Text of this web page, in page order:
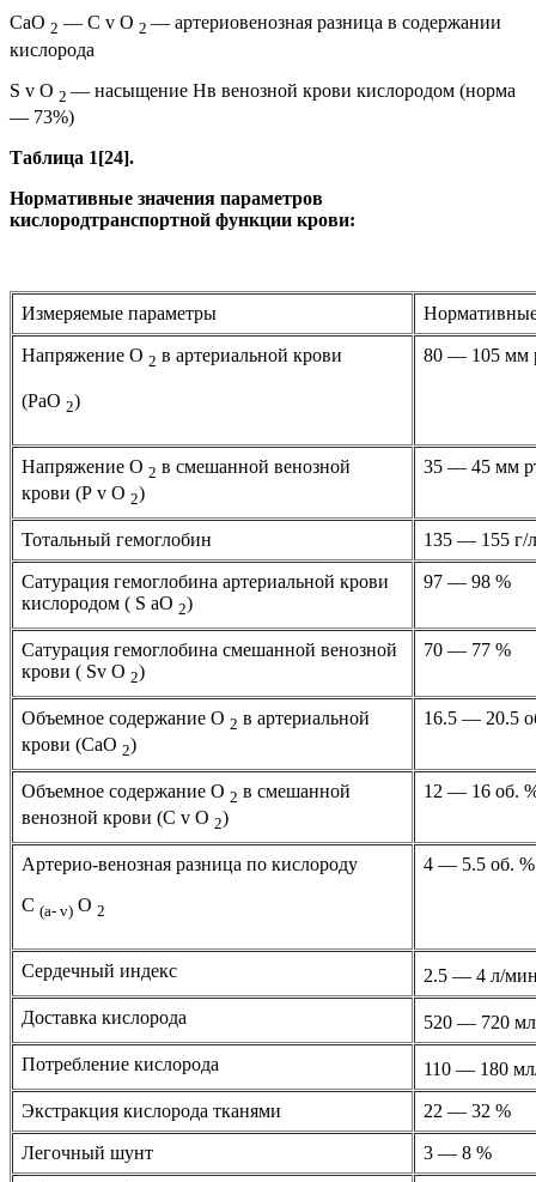
СаО 2 — С v О 2 — артериовенозная разница в содержании
кислорода
S v O 2 — насыщение Нв венозной крови кислородом (норма
— 73%)
Таблица 1[24].
Нормативные значения параметров
кислородтранспортной функции крови:
Измеряемые параметры
Напряжение О 2 в артериальной крови
(РаО 2)
80 — 105 мм
Напряжение О 2 в смешанной венозной
крови (Р v О 2)
35 — 45 мм
Тотальный гемоглобин 135 — 155 г/л
Сатурация гемоглобина артериальной крови
кислородом ( S аО 2)
97 — 98 %
Сатурация гемоглобина смешанной венозной
крови ( Sv О 2)
70 — 77 %
Объемное содержание О 2 в артериальной
крови (СаО 2)
16.5 — 20.5
Объемное содержание О 2 в смешанной
венозной крови (С v О 2)
12 — 16 об.
Артерио-венозная разница по кислороду
С (а- v) О 2
4 — 5.5 об. %
Сердечный индекс 2.5 — 4 л/
Доставка кислорода 520 — 720
Потребление кислорода 110 — 180
Экстракция кислорода тканями 22 — 32 %
Легочный шунт 3 — 8 %